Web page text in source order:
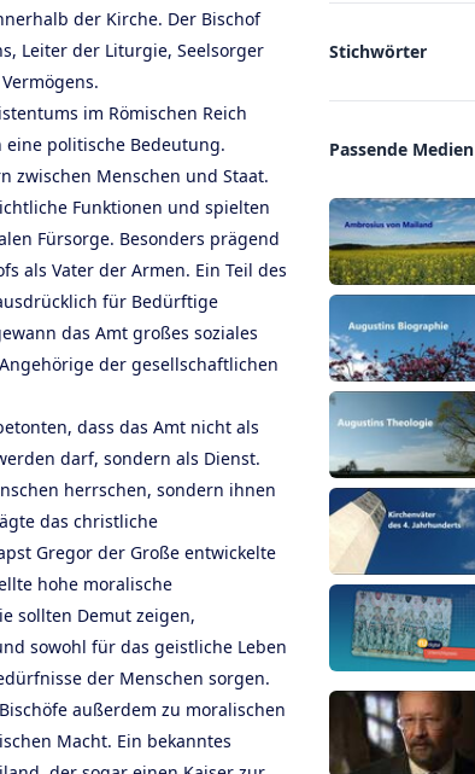
der Kirche. Der Bischof
Leiter der Liturgie, Seelsorger
im Römischen Reich
eine politische Bedeutung.
zwischen Menschen und Staat.
Funktionen und spielten
Fürsorge. Besonders prägend
als Vater der Armen. Ein Teil des
für Bedürftige
das Amt großes soziales
der gesellschaftlichen
dass das Amt nicht als
darf, sondern als Dienst.
herrschen, sondern ihnen
das christliche
Gregor der Große entwickelte
hohe moralische
sollten Demut zeigen,
sowohl für das geistliche Leben
der Menschen sorgen.
außerdem zu moralischen
Macht. Ein bekanntes
Stichwörter
Passende Medien